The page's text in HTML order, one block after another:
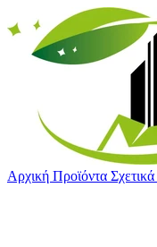
Αρχική Προϊόντα Σχετικά